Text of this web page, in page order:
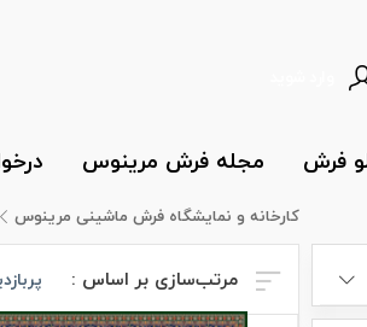
فرش مجله فرش مرینوس
کارخانه و نمایشگاه فرش ماشینی مرینوس
مرتب‌سازی بر اساس :